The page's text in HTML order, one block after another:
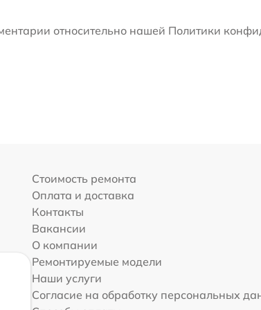
относительно нашей Политики
Стоимость ремонта
Оплата и доставка
Контакты
Вакансии
О компании
Ремонтируемые модели
Наши услуги
Согласие на обработку персональных